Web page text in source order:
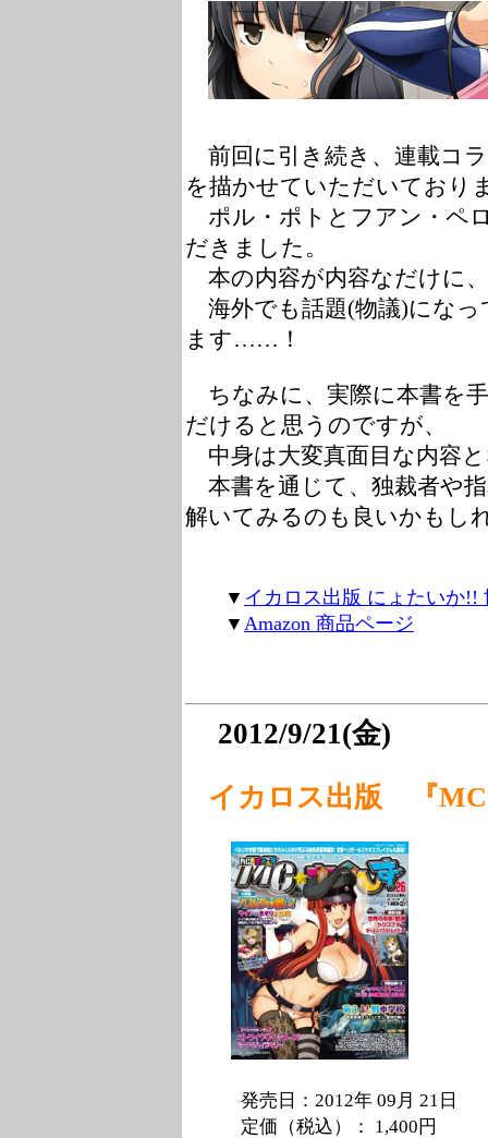
前回に引き続き、連載コ
を描かせていただいており
ポル・ポトとフアン・ペ
だきました。
本の内容が内容なだけに
海外でも話題(物議)になっ
ます……！
ちなみに、実際に本書を
だけると思うのですが、
中身は大変真面目な内容
本書を通じて、独裁者や
解いてみるのも良いかもし
▼ イカロス出版 にょたいか
▼ Amazon 商品ページ
2012/9/21(金)
イカロス出版 『
発売日：2012年 09月 21日
定価（税込）： 1,400円